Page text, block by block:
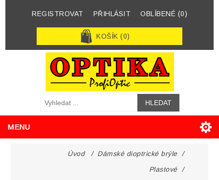
REGISTROVAT PŘIHLÁSIT OBLÍBENÉ (0)
KOŠÍK (0)
MENU
Úvod / Dámské dioptrické brýle /
Plastové /